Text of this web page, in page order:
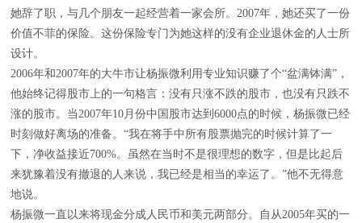
她辞了职，与几个朋友一起经营着一家会所。2007年，她还买了一份
价值不菲的保险。这份保险专门为她这样的没有企业退休金的人士所
设计。
2006年和2007年的大牛市让杨振微利用专业知识赚了个“盆满钵满”，
他始终记得股市上的一句格言：没有只涨不跌的股市，也没有只跌不
涨的股市。当2007年10月份中国股市达到6000点的时候，杨振微已经
时刻做好离场的准备。“我在将手中所有股票抛完的时候计算了一
下，净收益接近700%。虽然在当时不是很理想的数字，但是比起后
来犹豫着没有撤退的人来说，我已经是相当的幸运了。”他不无得意
地说。
杨振微一直以来将现金分成人民币和美元两部分。自从2005年买的一